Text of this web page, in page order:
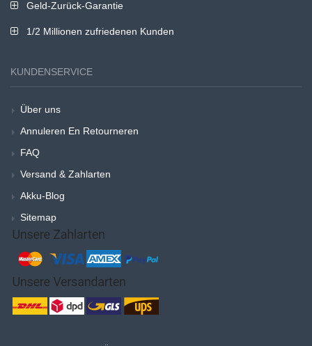
Geld-Zurück-Garantie
1/2 Millionen zufriedenen Kunden
KUNDENSERVICE
Über uns
Annuleren En Retourneren
FAQ
Versand & Zahlarten
Akku-Blog
Sitemap